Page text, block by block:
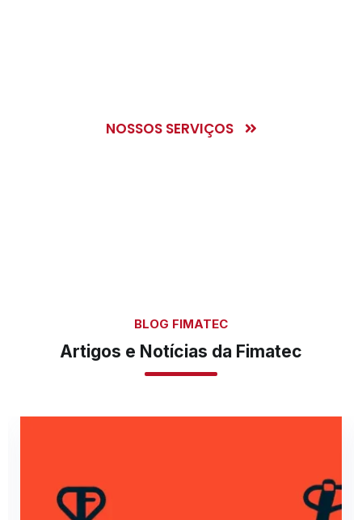
NOSSOS SERVIÇOS
BLOG FIMATEC
Artigos e Notícias da Fimatec